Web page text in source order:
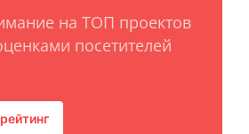
на ТОП проектов
посетителей